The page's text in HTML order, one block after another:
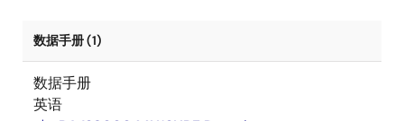
数据手册 (1)
数据手册
英语